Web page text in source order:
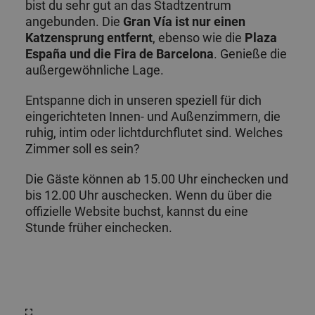
bist du sehr gut an das Stadtzentrum
angebunden. Die Gran Vía ist nur einen
Katzensprung entfernt, ebenso wie die Plaza
España und die Fira de Barcelona. Genieße die
außergewöhnliche Lage.
Entspanne dich in unseren speziell für dich
eingerichteten Innen- und Außenzimmern, die
ruhig, intim oder lichtdurchflutet sind. Welches
Zimmer soll es sein?
Die Gäste können ab 15.00 Uhr einchecken und
bis 12.00 Uhr auschecken. Wenn du über die
offizielle Website buchst, kannst du eine
Stunde früher einchecken.